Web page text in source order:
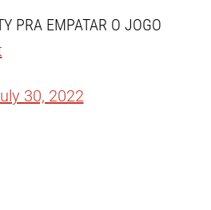
PRA EMPATAR O JOGO
30, 2022